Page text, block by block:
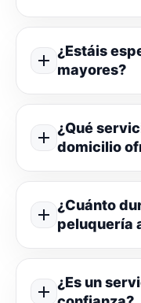
¿Estáis
mayores?
¿Qué
domicilio
¿Cuánto
peluquería
¿Es un